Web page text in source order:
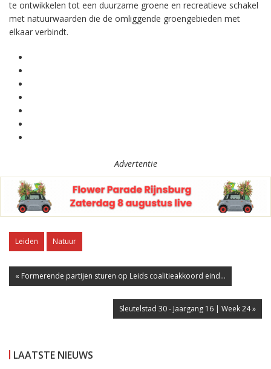
te ontwikkelen tot een duurzame groene en recreatieve schakel
met natuurwaarden die de omliggende groengebieden met
elkaar verbindt.
Advertentie
Leiden Natuur
« Formerende partijen sturen op Leids coalitieakkoord eind...
Sleutelstad 30 - Jaargang 16 | Week 24 »
LAATSTE NIEUWS